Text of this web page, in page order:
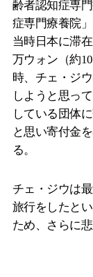
齢者認知症専
症専門療養院
当時日本に滞
万ウォン（約
時、チェ・ジ
しようと思っ
している団体
と思い寄付金
る。
チェ・ジウは
旅行をしたと
ため、さらに